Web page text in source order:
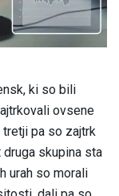
ki so bili
ovsene
pa so zajtrk
skupina sta
urah so morali